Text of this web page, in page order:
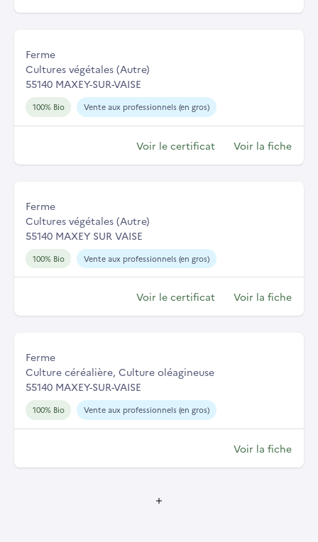
Ferme
Cultures végétales (Autre)
55140 MAXEY-SUR-VAISE
100% Bio Vente aux professionnels (en gros)
Voir le certificat Voir la fiche
Ferme
Cultures végétales (Autre)
55140 MAXEY SUR VAISE
100% Bio Vente aux professionnels (en gros)
Voir le certificat Voir la fiche
Ferme
Culture céréalière, Culture oléagineuse
55140 MAXEY-SUR-VAISE
100% Bio Vente aux professionnels (en gros)
Voir la fiche